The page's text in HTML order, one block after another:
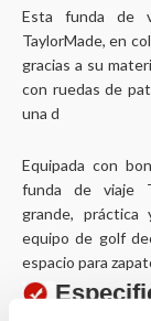
Esta funda de
TaylorMade, en
gracias a su
con ruedas de
una d
Equipada con
funda de viaje
grande, práctica
equipo de golf
espacio para